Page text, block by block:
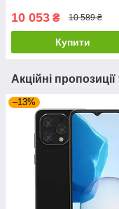
10 053 ₴ 10 589 ₴
Купити
Акційні
–13%